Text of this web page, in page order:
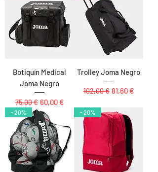
Botiquín Medical
Joma Negro
Precio
75,00 € Precio de oferta
60,00 €
Trolley Joma Negro
Precio
102,00 € Precio de
81,60 €
- 20% - 20%